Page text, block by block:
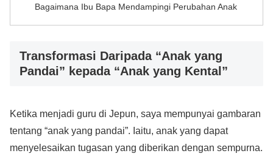
Bagaimana Ibu Bapa Mendampingi Perubahan Anak
Transformasi Daripada “Anak yang
Pandai” kepada “Anak yang Kental”
Ketika menjadi guru di Jepun, saya mempunyai gambaran
tentang “anak yang pandai”. Iaitu, anak yang dapat
menyelesaikan tugasan yang diberikan dengan sempurna.